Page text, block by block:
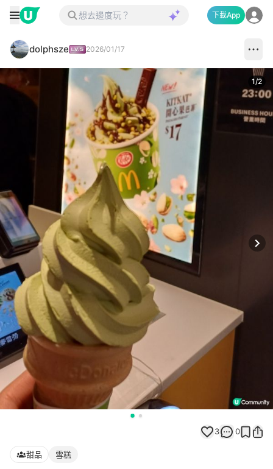
下載App
dolphsze 2026/01/17
1/2
3 0
甜品 雪糕